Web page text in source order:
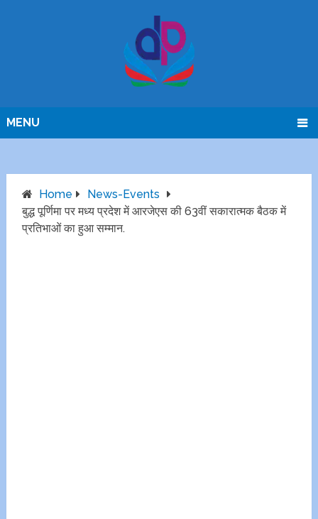
MENU
Home
News-Events
बुद्ध पूर्णिमा पर मध्य प्रदेश में आरजेएस की 63वीं सकारात्मक बैठक में
प्रतिभाओं का हुआ सम्मान.